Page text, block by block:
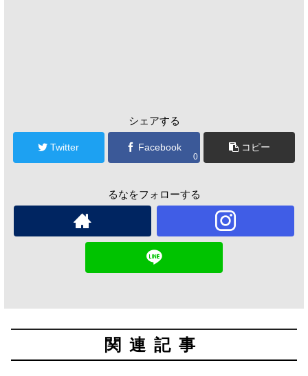
シェアする
Twitter Facebook
0
コピー
るなをフォローする
関連記事